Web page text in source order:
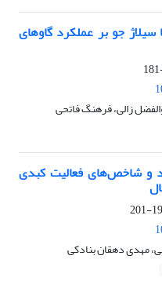
سیلاژ جو بر عملکرد گاوهای
زالی، فرهنگ فاتحی
و شاخص‌های فعالیت کبدی
مهدی دهقان بنادکی